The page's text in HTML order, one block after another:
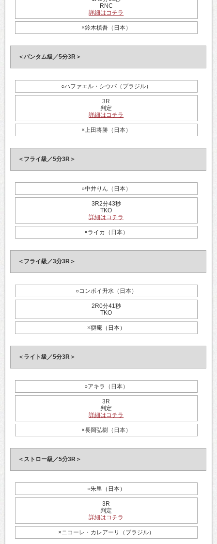
RNC
詳細はコチラ
×鈴木槙吾（日本）
＜バンタム級／5分3R＞
○ハファエル・シウバ（ブラジル）
3R
判定
詳細はコチラ
×上田将勝（日本）
＜フライ級／5分3R＞
○中井りん（日本）
3R2分43秒
TKO
詳細はコチラ
×ライカ（日本）
＜フライ級／3分3R＞
○コンボイ升水（日本）
2R0分41秒
TKO
×獅庵（日本）
＜ライト級／5分3R＞
○アキラ（日本）
3R
判定
詳細はコチラ
×長岡弘樹（日本）
＜ストロー級／5分3R＞
○朱里（日本）
3R
判定
詳細はコチラ
×ニコーレ・カレアーリ（ブラジル）